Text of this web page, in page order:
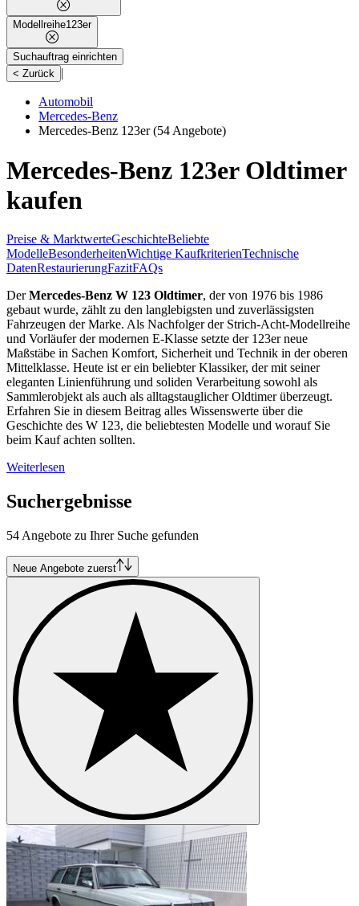
Modellreihe123er
Suchauftrag einrichten
< Zurück |
Automobil
Mercedes-Benz
Mercedes-Benz 123er(54 Angebote)
Mercedes-Benz 123er Oldtimer
kaufen
Preise & MarktwerteGeschichteBeliebte
ModelleBesonderheitenWichtige KaufkriterienTechnische
DatenRestaurierungFazitFAQs
DerMercedes-Benz W 123 Oldtimer, der von 1976 bis 1986
gebaut wurde, zählt zu den langlebigsten und zuverlässigsten
Fahrzeugen der Marke. Als Nachfolger der Strich-Acht-Modellreihe
und Vorläufer der modernen E-Klasse setzte der 123er neue
Maßstäbe in Sachen Komfort, Sicherheit und Technik in der oberen
Mittelklasse. Heute ist er ein beliebter Klassiker, der mit seiner
eleganten Linienführung und soliden Verarbeitung sowohl als
Sammlerobjekt als auch als alltagstauglicher Oldtimer überzeugt.
Erfahren Sie in diesem Beitrag alles Wissenswerte über die
Geschichte des W 123, die beliebtesten Modelle und worauf Sie
beim Kauf achten sollten.
Weiterlesen
Suchergebnisse
54 Angebote zu Ihrer Suche gefunden
Neue Angebote zuerst